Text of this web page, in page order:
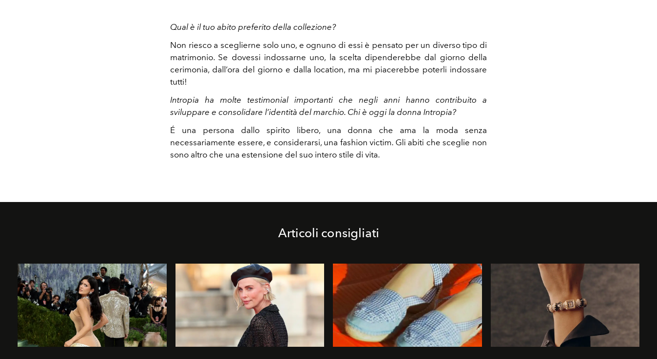
Qual è il tuo abito preferito della collezione?
Non riesco a sceglierne solo uno, e ognuno di essi è pensato per un diverso tipo di
matrimonio. Se dovessi indossarne uno, la scelta dipenderebbe dal giorno della
cerimonia, dall’ora del giorno e dalla location, ma mi piacerebbe poterli indossare
tutti!
Intropia ha molte testimonial importanti che negli anni hanno contribuito a
sviluppare e consolidare l’identità del marchio. Chi è oggi la donna Intropia?
É una persona dallo spirito libero, una donna che ama la moda senza
necessariamente essere, e considerarsi, una fashion victim. Gli abiti che sceglie non
sono altro che una estensione del suo intero stile di vita.
Articoli consigliati